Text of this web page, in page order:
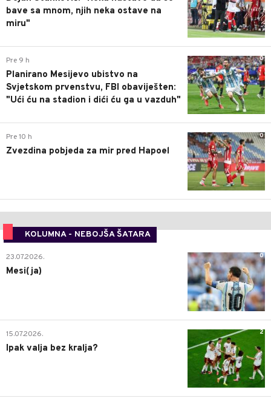
bave sa mnom, njih neka ostave na
miru"
0
Pre 9 h
Planirano Mesijevo ubistvo na
Svjetskom prvenstvu, FBI obaviješten:
"Ući ću na stadion i dići ću ga u vazduh"
0
Pre 10 h
Zvezdina pobjeda za mir pred Hapoel
KOLUMNA - NEBOJŠA ŠATARA
0
23.07.2026.
Mesi(ja)
2
15.07.2026.
Ipak valja bez kralja?